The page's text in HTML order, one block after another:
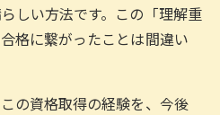
しい方法です。この「理解重
格に繋がったことは間違い
の資格取得の経験を、今後